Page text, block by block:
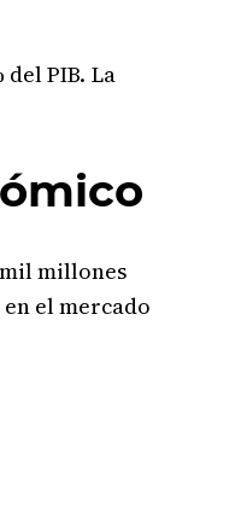
PIB. La
mil millones
el mercado